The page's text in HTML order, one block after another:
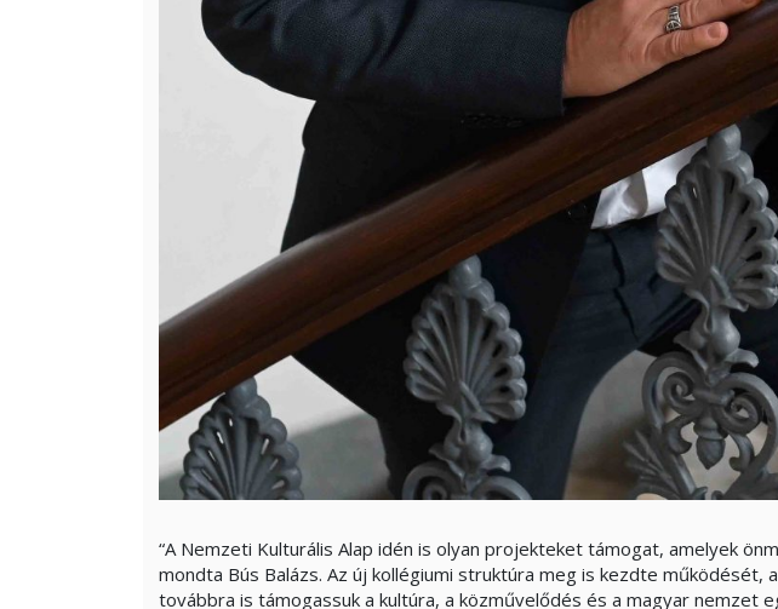
“A Nemzeti Kulturális Alap idén is olyan projekteket támogat, amelyek
mondta Bús Balázs. Az új kollégiumi struktúra meg is kezdte működését,
továbbra is támogassuk a kultúra, a közművelődés és a magyar nemzet